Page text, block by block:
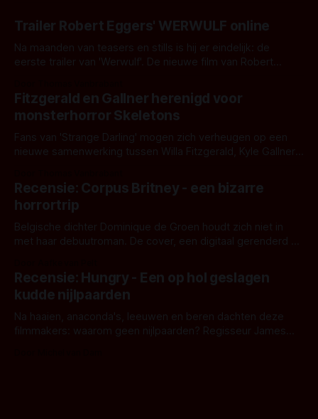
Trailer Robert Eggers' WERWULF online
Na maanden van teasers en stills is hij er eindelijk: de
eerste trailer van 'Werwulf'. De nieuwe film van Robert
kille stijl vol folklore en mythe. Het topic deze keer is (kon
het het al raden?)... de weerwolf. Kijk je mee?
Fitzgerald en Gallner herenigd voor
monsterhorror Skeletons
Fans van 'Strange Darling' mogen zich verheugen op een
nieuwe samenwerking tussen Willa Fitzgerald, Kyle Gallner
'Skeletons', een nieuwe creature feature waarvoor de
opnames zijn gestart in Australië.
Recensie: Corpus Britney - een bizarre
horrortrip
Belgische dichter Dominique de Groen houdt zich niet in
met haar debuutroman. De cover, een digitaal gerenderd en
achtergrond, belooft iets kleurrijks maar onheilspellends,
iets ongrijpbaars. En dat maakt De Groen met ieder woord
waar.
Recensie: Hungry - Een op hol geslagen
kudde nijlpaarden
Na haaien, anaconda's, leeuwen en beren dachten deze
filmmakers: waarom geen nijlpaarden? Regisseur James